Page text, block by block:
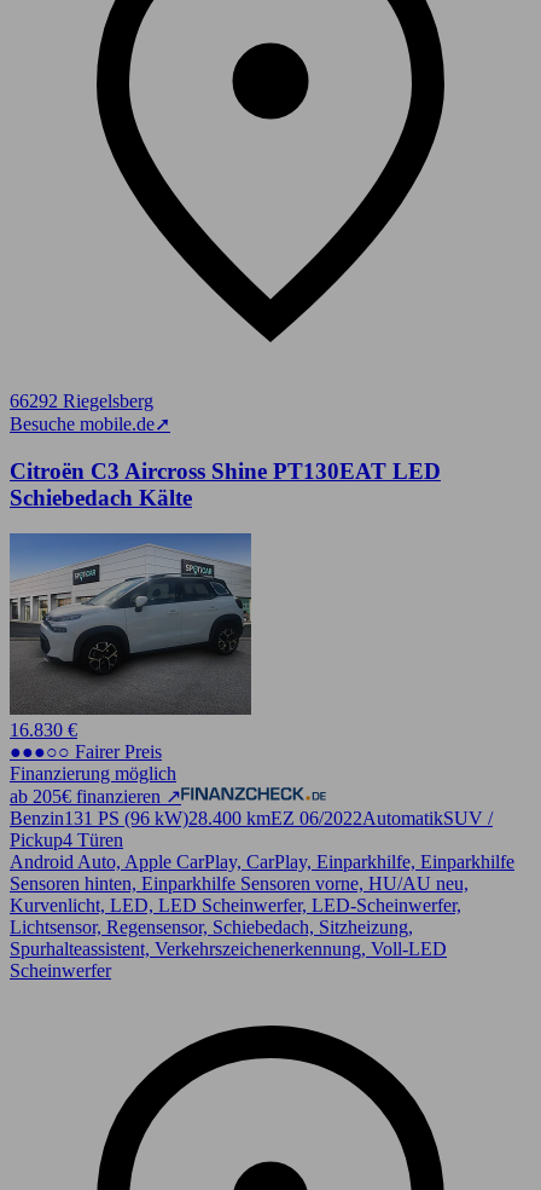
66292 Riegelsberg
Besuche mobile.de➚
Citroën C3 Aircross Shine PT130EAT LED
Schiebedach Kälte
16.830 €
●●●○○ Fairer Preis
Finanzierung möglich
ab 205€ finanzieren ↗
Benzin131 PS (96 kW)28.400 kmEZ 06/2022AutomatikSUV /
Pickup4 Türen
Android Auto, Apple CarPlay, CarPlay, Einparkhilfe, Einparkhilfe
Sensoren hinten, Einparkhilfe Sensoren vorne, HU/AU neu,
Kurvenlicht, LED, LED Scheinwerfer, LED-Scheinwerfer,
Lichtsensor, Regensensor, Schiebedach, Sitzheizung,
Spurhalteassistent, Verkehrszeichenerkennung, Voll-LED
Scheinwerfer